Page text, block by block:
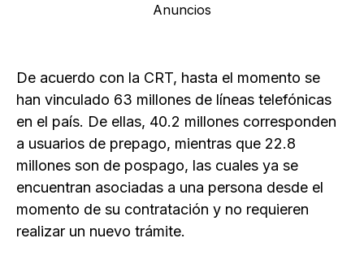
Anuncios
De acuerdo con la CRT, hasta el momento se
han vinculado 63 millones de líneas telefónicas
en el país. De ellas, 40.2 millones corresponden
a usuarios de prepago, mientras que 22.8
millones son de pospago, las cuales ya se
encuentran asociadas a una persona desde el
momento de su contratación y no requieren
realizar un nuevo trámite.